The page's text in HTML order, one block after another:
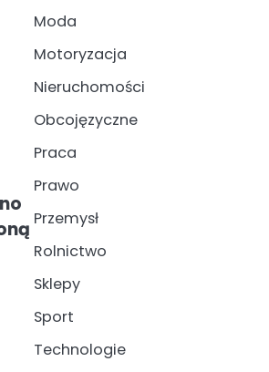
Moda
Motoryzacja
Nieruchomości
Obcojęzyczne
Praca
Prawo
Przemysł
Rolnictwo
Sklepy
Sport
Technologie